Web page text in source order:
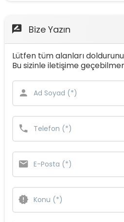
Bize Yazın
Lütfen tüm alanları
Bu sizinle iletişime